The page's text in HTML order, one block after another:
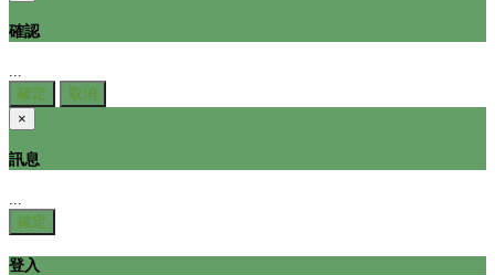
確認
確定
取消
×
訊息
...
確定
登入